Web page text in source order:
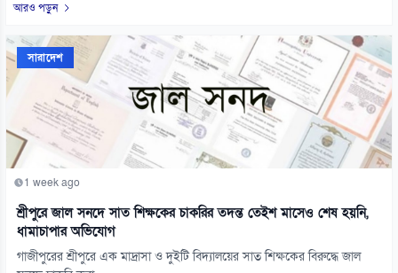
আরও পড়ুন
সারাদেশ
1 week ago
শ্রীপুরে জাল সনদে সাত শিক্ষকের চাকরির তদন্ত তেইশ মাসেও শেষ হয়নি,
ধামাচাপার অভিযোগ
গাজীপুরের শ্রীপুরে এক মাদ্রাসা ও দুইটি বিদ্যালয়ের সাত শিক্ষকের বিরুদ্ধে জাল